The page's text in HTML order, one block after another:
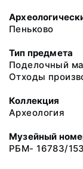
Пеньково
Тип предмета
Поделочный
Отходы
Коллекция
Археология
Музейный
РБМ- 16783/